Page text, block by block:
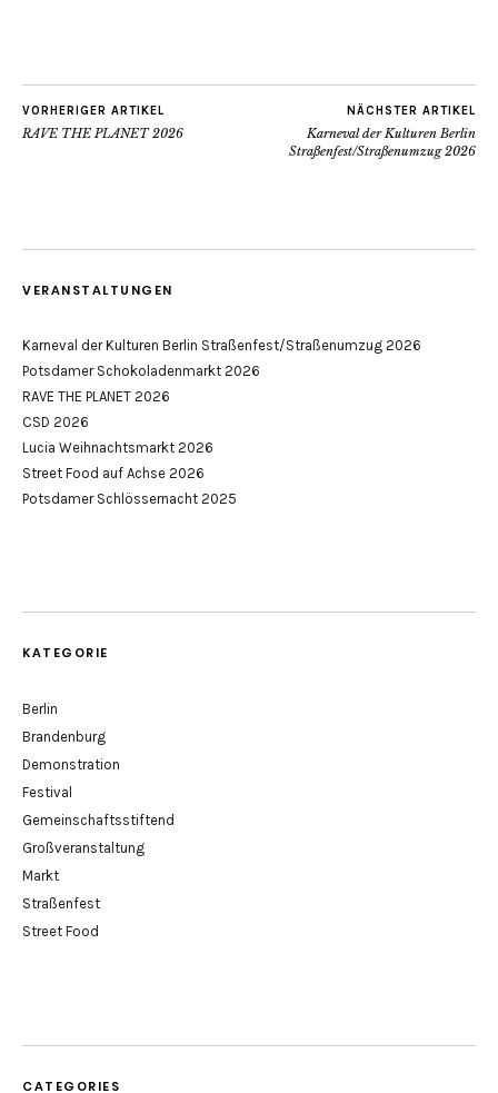
VORHERIGER ARTIKEL
RAVE THE PLANET 2026
NÄCHSTER ARTIKEL
Karneval der Kulturen Berlin
Straßenfest/Straßenumzug 2026
VERANSTALTUNGEN
Karneval der Kulturen Berlin Straßenfest/Straßenumzug 2026
Potsdamer Schokoladenmarkt 2026
RAVE THE PLANET 2026
CSD 2026
Lucia Weihnachtsmarkt 2026
Street Food auf Achse 2026
Potsdamer Schlössernacht 2025
KATEGORIE
Berlin
Brandenburg
Demonstration
Festival
Gemeinschaftsstiftend
Großveranstaltung
Markt
Straßenfest
Street Food
CATEGORIES